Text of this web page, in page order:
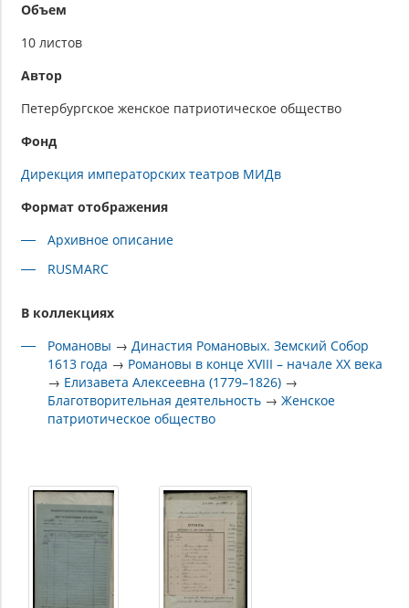
Объем
10 листов
Автор
Петербургское женское патриотическое общество
Фонд
Дирекция императорских театров МИДв
Формат отображения
Архивное описание
RUSMARC
В коллекциях
Романовы →Династия Романовых. Земский Собор
1613 года → Романовы в конце XVIII – начале XX века
→ Елизавета Алексеевна (1779–1826) →
Благотворительная деятельность →Женское
патриотическое общество